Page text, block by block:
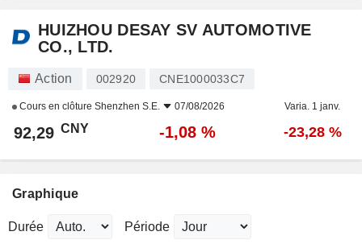
HUIZHOU DESAY SV AUTOMOTIVE
CO., LTD.
Action 002920 CNE1000033C7
Cours en clôture Shenzhen S.E. 07/08/2026 Varia. 1 janv.
92,29 CNY -1,08 % -23,28 %
Graphique
Durée Période